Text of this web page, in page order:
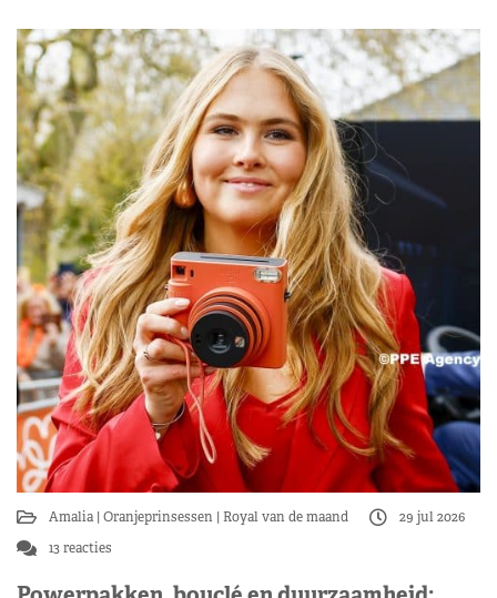
Amalia Oranjeprinsessen Royal van de maand
29 jul 2026
13 reacties